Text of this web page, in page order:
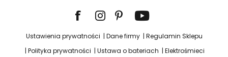
Ustawienia prywatności Dane firmy
Regulamin Sklepu
Polityka prywatności
Ustawa o bateriach
Elektrośmieci